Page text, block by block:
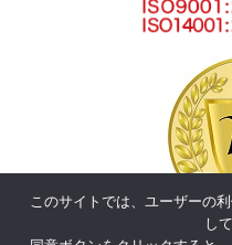
このサイトでは、ユーザーの
し